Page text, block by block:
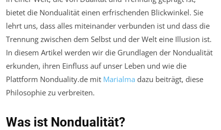
bietet die Nondualität einen erfrischenden Blickwinkel. Sie
lehrt uns, dass alles miteinander verbunden ist und dass die
Trennung zwischen dem Selbst und der Welt eine Illusion ist.
In diesem Artikel werden wir die Grundlagen der Nondualität
erkunden, ihren Einfluss auf unser Leben und wie die
Plattform Nonduality.de mit Marialma dazu beiträgt, diese
Philosophie zu verbreiten.
Was ist Nondualität?